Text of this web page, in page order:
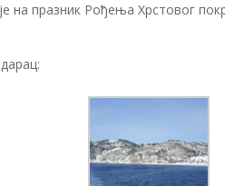
на празник Рођења Хрстовог